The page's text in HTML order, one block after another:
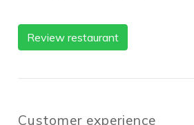
Review restaurant
Customer experience